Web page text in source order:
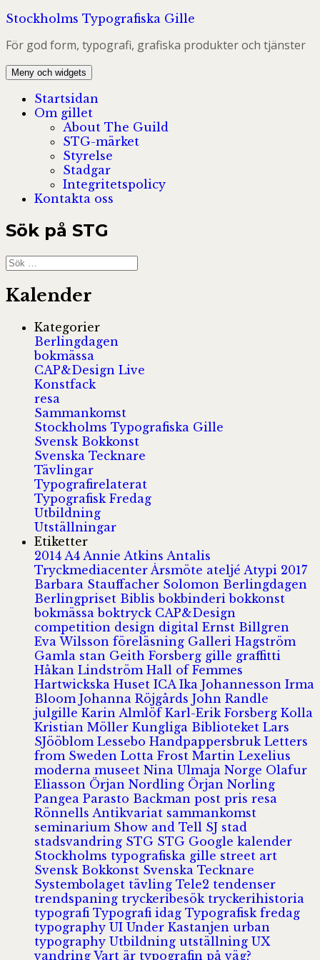
Hoppa
innehåll
Stockholms Typografiska Gille
För god form, typografi, grafiska produkter och tjänster
Meny och widgets
Startsidan
Om gillet
About The Guild
STG-märket
Styrelse
Stadgar
Integritetspolicy
Kontakta oss
Sök på STG
Sök
efter:
Kalender
Kategorier
Berlingdagen
bokmässa
CAP&Design Live
Konstfack
resa
Sammankomst
Stockholms Typografiska Gille
Svensk Bokkonst
Svenska Tecknare
Tävlingar
Typografirelaterat
Typografisk Fredag
Utbildning
Utställningar
Etiketter
2014 A4 Annie Atkins Antalis
Tryckmediacenter Årsmöte ateljé Atypi 2017
Barbara Stauffacher Solomon Berlingdagen
Berlingpriset Biblisbokbinderibokkonst
bokmässaboktryck CAP&Design
competition design digital Ernst Billgren
Eva Wilsson föreläsning Galleri Hagström
Gamla stan Geith Forsberg gille graffitti
Håkan Lindström Hall of Femmes
Hartwickska Huset ICA Ika Johannesson Irma
Bloom Johanna Röjgårds John Randle
julgille Karin Almlöf Karl-Erik Forsberg Kolla
Kristian Möller Kungliga Biblioteket Lars
SJööblom Lessebo Handpappersbruk Letters
from Sweden Lotta Frost Martin Lexelius
moderna museet Nina Ulmaja Norge Olafur
Eliasson Örjan Nordling Örjan Norling
Pangea Parasto Backman post pris resa
Rönnells Antikvariat sammankomst
seminarium Show and Tell SJ stad
stadsvandring STG STG Google kalender
Stockholms typografiska gille street art
Svensk Bokkonst Svenska Tecknare
Systembolaget tävling Tele2 tendenser
trendspaning tryckeribesök tryckerihistoria
typografi Typografi idag Typografisk fredag
typography UI Under Kastanjen urban
typography Utbildning utställning UX
vandring Vart är typografin på väg?